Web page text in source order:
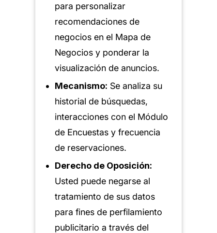
para personalizar
recomendaciones de
negocios en el Mapa de
Negocios y ponderar la
visualización de anuncios.
Mecanismo: Se analiza su
historial de búsquedas,
interacciones con el Módulo
de Encuestas y frecuencia
de reservaciones.
Derecho de Oposición:
Usted puede negarse al
tratamiento de sus datos
para fines de perfilamiento
publicitario a través del